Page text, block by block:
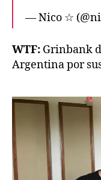
— Nico ☆
WTF: Grinbank
Argentina por